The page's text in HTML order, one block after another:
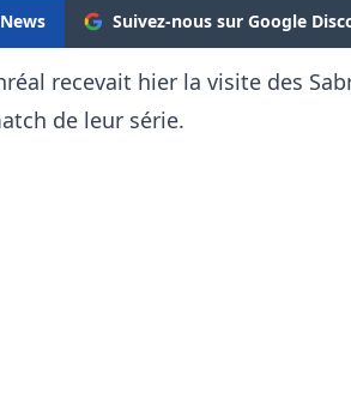
Suivez-nous sur Google
recevait hier la visite des
de leur série.